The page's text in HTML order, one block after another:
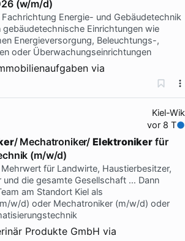
(w/m/d)
Energie- und Gebäudetechnik
gebäudetechnische Einrichtungen wie
Energieversorgung, Beleuchtungs-,
oder Überwachungseinrichtungen
via
Kiel-Wik
vor 8 T
/ Mechatroniker/ Elektroniker für
(m/w/d)
für Landwirte, Haustierbesitzer,
und die gesamte Gesellschaft … Dann
am Standort Kiel als
w/d) oder Mechatroniker (m/w/d) oder
Produkte GmbH via